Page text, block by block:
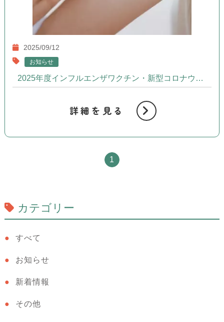
2025/09/12
お知らせ
2025年度インフルエンザワクチン・新型コロナウイルスワクチン接種開始のお知らせ
詳細を見る
1
カテゴリー
すべて
お知らせ
新着情報
その他